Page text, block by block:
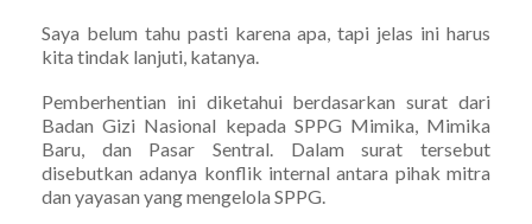
Saya belum tahu pasti karena apa, tapi jelas ini harus
kita tindak lanjuti, katanya.
Pemberhentian ini diketahui berdasarkan surat dari
Badan Gizi Nasional kepada SPPG Mimika, Mimika
Baru, dan Pasar Sentral. Dalam surat tersebut
disebutkan adanya konflik internal antara pihak mitra
dan yayasan yang mengelola SPPG.